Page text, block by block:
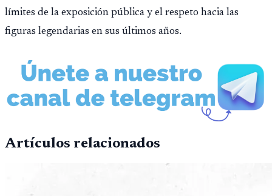
límites de la exposición pública y el respeto hacia las
figuras legendarias en sus últimos años.
Artículos relacionados